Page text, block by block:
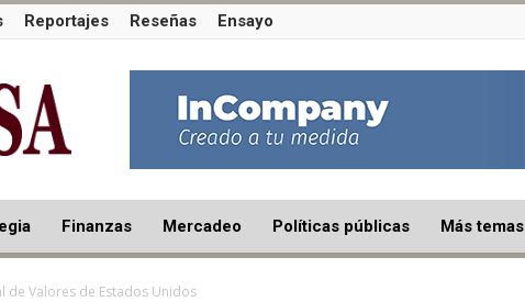
Reportajes Reseñas Ensayo
Finanzas Mercadeo Políticas públicas Más temas
de Valores de Estados Unidos